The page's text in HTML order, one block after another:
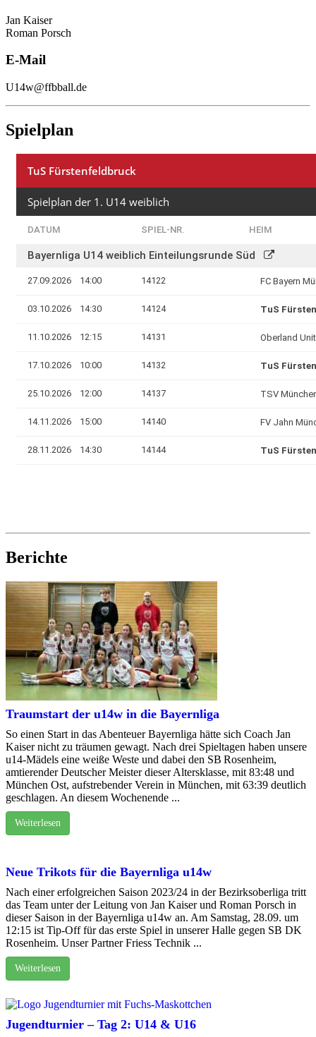
Jan Kaiser
Roman Porsch
E-Mail
U14w@ffbball.de
Spielplan
Berichte
Traumstart der u14w in die Bayernliga
So einen Start in das Abenteuer Bayernliga hätte sich Coach Jan
Kaiser nicht zu träumen gewagt. Nach drei Spieltagen haben unsere
u14-Mädels eine weiße Weste und dabei den SB Rosenheim,
amtierender Deutscher Meister dieser Altersklasse, mit 83:48 und
München Ost, aufstrebender Verein in München, mit 63:39 deutlich
geschlagen. An diesem Wochenende ...
Weiterlesen
Neue Trikots für die Bayernliga u14w
Nach einer erfolgreichen Saison 2023/24 in der Bezirksoberliga tritt
das Team unter der Leitung von Jan Kaiser und Roman Porsch in
dieser Saison in der Bayernliga u14w an. Am Samstag, 28.09. um
12:15 ist Tip-Off für das erste Spiel in unserer Halle gegen SB DK
Rosenheim. Unser Partner Friess Technik ...
Weiterlesen
Jugendturnier – Tag 2: U14 & U16